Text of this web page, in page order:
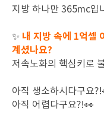
지방 하나만 365mc입
✨ 내 지방 속에 1억셀
계셨나요?
저속노화의 핵심키로
아직 생소하시다구요
아직 어렵다구요?!👀